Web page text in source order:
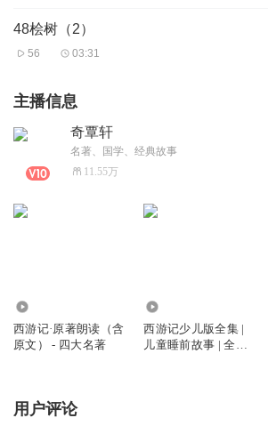
48桧树（2）
56 03:31
主播信息
奇覃轩
名著、国学、经典故事
11.55万
西游记·原著朗读（含
原文） - 四大名著
西游记少儿版全集 |
儿童睡前故事 | 全角
用户评论